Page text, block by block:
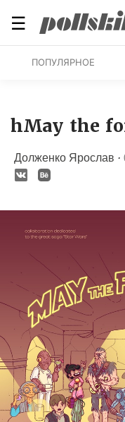
☰
ПОПУЛЯРНОЕ
hMay the
Долженко Ярослав ·